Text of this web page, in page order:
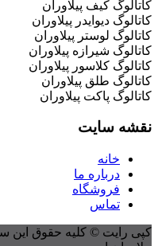
کاتالوگ کیف پیلاوران
کاتالوگ دیوایدر پیلاوران
کاتالوگ لوستر پیلاوران
کاتالوگ شیرازه پیلاوران
کاتالوگ کلاسور پیلاوران
کاتالوگ طلق پیلاوران
کاتالوگ پاکت پیلاوران
نقشه سایت
خانه
درباره ما
فروشگاه
تماس
کپی رایت © کلیه حقوق